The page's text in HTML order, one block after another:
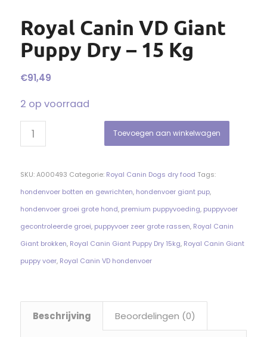
Royal Canin VD Giant
Puppy Dry – 15 Kg
€91,49
2 op voorraad
Toevoegen aan winkelwagen
SKU:A000493 Categorie: Royal Canin Dogs dry food Tags:
hondenvoer botten en gewrichten, hondenvoer giant pup,
hondenvoer groei grote hond, premium puppyvoeding, puppyvoer
gecontroleerde groei, puppyvoer zeer grote rassen, Royal Canin
Giant brokken, Royal Canin Giant Puppy Dry 15kg, Royal Canin Giant
puppy voer, Royal Canin VD hondenvoer
Beschrijving Beoordelingen (0)